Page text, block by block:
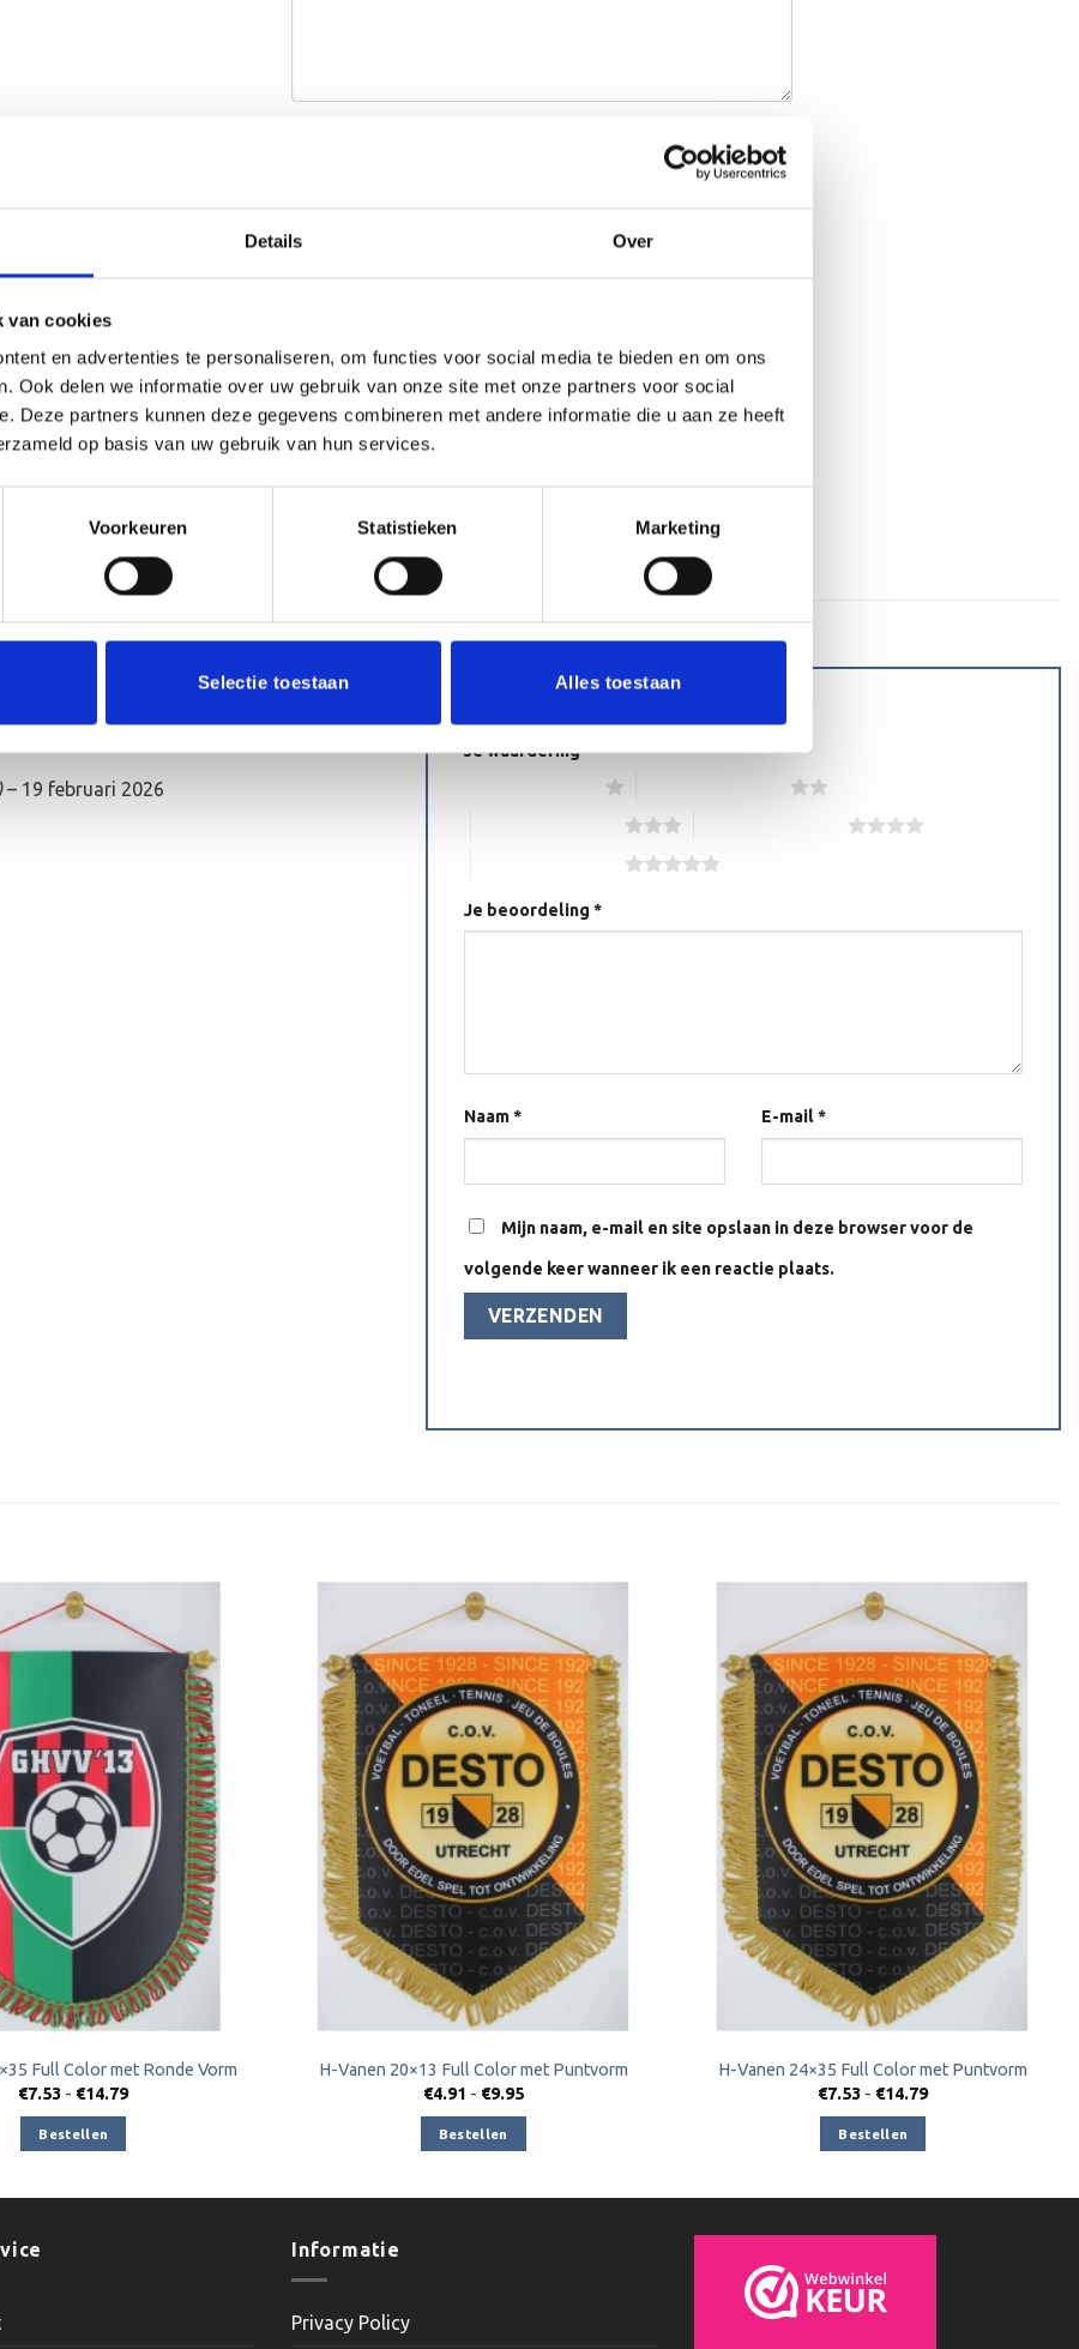
Details Over
van cookies
en advertenties te personaliseren, om functies voor social media te bieden en om ons
Ook delen we informatie over uw gebruik van onze site met onze partners voor social
Deze partners kunnen deze gegevens combineren met andere informatie die u aan ze heeft
op basis van uw gebruik van hun services.
Voorkeuren Statistieken Marketing
Selectie toestaan Alles toestaan
€20.20
Toevoegen aan verlanglijst
Categorie:Vanen
– 19 februari 2026
Je waardering*
Je beoordeling *
Naam* E-mail*
Mijn naam, e-mail en site opslaan in deze browser voor de
volgende keer wanneer ik een reactie plaats.
Toevoegen
aan
verlanglijst
Full Color met Ronde Vorm
€7.53 - €14.79Prijsklasse:
Bestellen
Toevoegen
aan
verlanglijst
H-Vanen 20×13 Full Color met Puntvorm
€4.91 - €9.95Prijsklasse:
Bestellen
Toevoegen
aan
verlanglijst
H-Vanen 24×35 Full Color met Puntvorm
€7.53 - €14.79Prijsklasse:
Bestellen
Informatie
Privacy Policy